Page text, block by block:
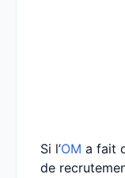
Si l’OM a fait
de